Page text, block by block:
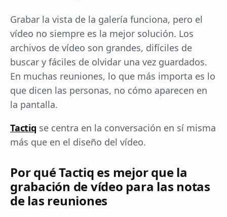
Grabar la vista de la galería funciona, pero el
vídeo no siempre es la mejor solución. Los
archivos de vídeo son grandes, difíciles de
buscar y fáciles de olvidar una vez guardados.
En muchas reuniones, lo que más importa es lo
que dicen las personas, no cómo aparecen en
la pantalla.
Tactiq se centra en la conversación en sí misma
más que en el diseño del vídeo.
Por qué Tactiq es mejor que la
grabación de vídeo para las notas
de las reuniones